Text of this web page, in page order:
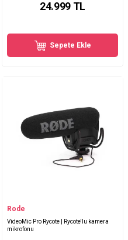
24.999TL
Sepete Ekle
Rode
VideoMic Pro Rycote | Rycote'lu kamera
mikrofonu